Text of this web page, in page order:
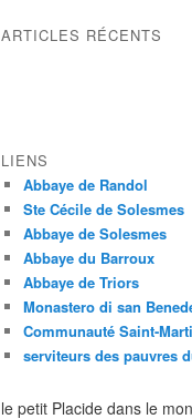
ARTICLES RÉCENTS
LIENS
Abbaye de Randol
Ste Cécile de Solesmes
Abbaye de Solesmes
Abbaye du Barroux
Abbaye de Triors
Monastero di san
Communauté Saint-
serviteurs des pauvres
le petit Placide dans le